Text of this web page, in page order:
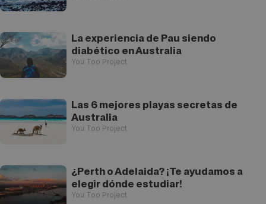
La experiencia de Pau siendo
diabético en Australia
You Too Project
Las 6 mejores playas secretas de
Australia
You Too Project
¿Perth o Adelaida? ¡Te ayudamos a
elegir dónde estudiar!
You Too Project